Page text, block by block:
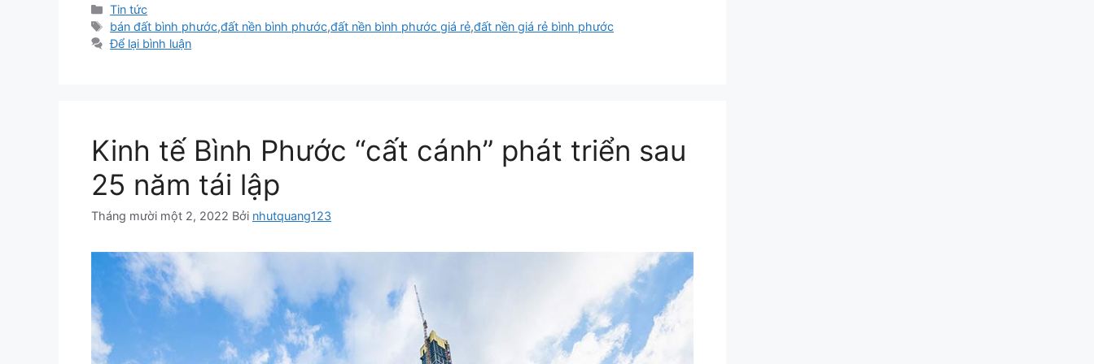
Danh
mục
Tin tức
Thẻ
bán đất bình phước,đất nền bình phước,đất nền bình phước giá rẻ,đất nền giá rẻ bình phước
Để lại bình luận
Kinh tế Bình Phước “cất cánh” phát triển sau
25 năm tái lập
Tháng mười một 2, 2022 Bởi nhutquang123